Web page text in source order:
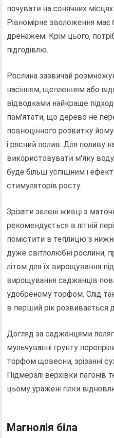
почувати на сонячних місцях
Рівномірне зволоження
дренажем. Крім цього,
підгодівлю.
Рослина зазвичай
насінням, щепленням або
відводками найкраще
пам'ятати, що дерево не
повноцінного розвитку
і рясний полив. Для поливу
використовувати м'яку
буде більш успішним і
стимуляторів росту.
Зрізати зелені живці з
рекомендується в літній
помістити в теплицю з
дуже світлолюбні рослини,
літом для їх вирощування
вирощування саджанців
удобреному торфом. Слід
в перший рік розвивається
Догляд за саджанцями
мульчуванні грунту
торфом щовесни, зрізанні
Підмерзлі верхівки пагонів
цьому уражені гілки
Магнолія біла